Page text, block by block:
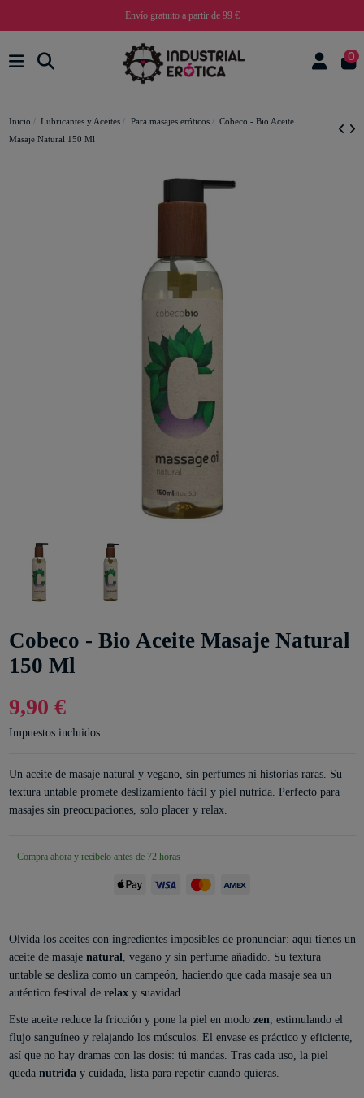
Envío gratuito a partir de 99 €
0
Inicio Lubricantes y Aceites Para masajes eróticos
Cobeco - Bio Aceite
Masaje Natural 150 Ml
Cobeco - Bio Aceite Masaje Natural
150 Ml
9,90 €
Impuestos incluidos
Un aceite de masaje natural y vegano, sin perfumes ni historias raras. Su
textura untable promete deslizamiento fácil y piel nutrida. Perfecto para
masajes sin preocupaciones, solo placer y relax.
Compra ahora y recíbelo antes de 72 horas
Olvida los aceites con ingredientes imposibles de pronunciar: aquí tienes un
aceite de masaje natural , vegano y sin perfume añadido. Su textura
untable se desliza como un campeón, haciendo que cada masaje sea un
auténtico festival de relaxy suavidad.
Este aceite reduce la fricción y pone la piel en modo zen , estimulando el
flujo sanguíneo y relajando los músculos. El envase es práctico y eficiente,
así que no hay dramas con las dosis: tú mandas. Tras cada uso, la piel
queda nutrida y cuidada, lista para repetir cuando quieras.